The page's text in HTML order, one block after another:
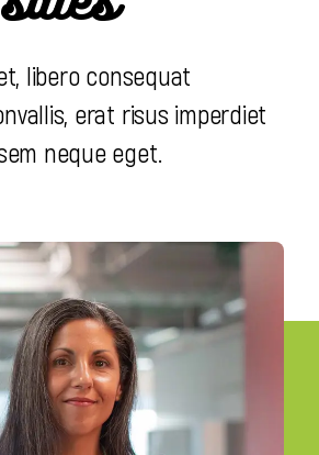
libero consequat
erat risus imperdiet
neque eget.